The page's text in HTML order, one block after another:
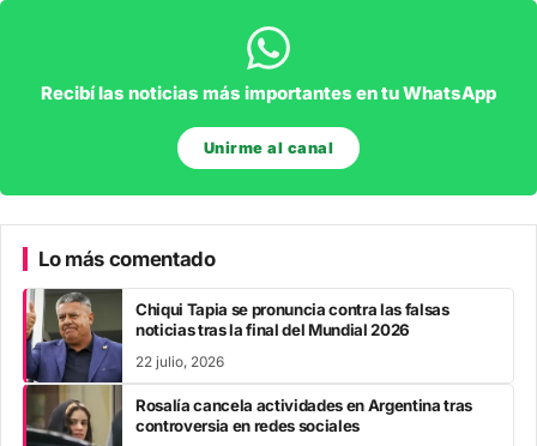
Recibí las noticias más importantes en tu WhatsApp
Unirme al canal
Lo más comentado
Chiqui Tapia se pronuncia contra las falsas
noticias tras la final del Mundial 2026
22 julio, 2026
Rosalía cancela actividades en Argentina tras
controversia en redes sociales